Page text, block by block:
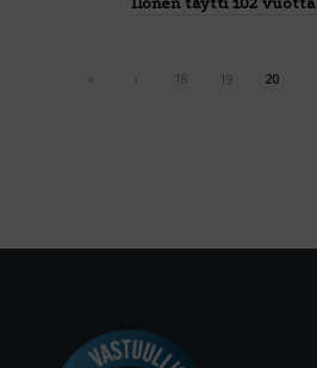
« ‹ 18 19 20